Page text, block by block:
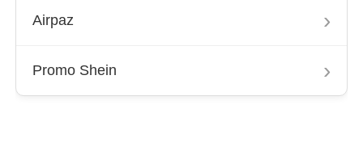
Airpaz ›
Promo Shein ›